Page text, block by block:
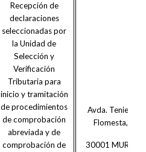
Recepción de
declaraciones
seleccionadas por
la Unidad de
Selección y
Verificación
Tributaria para
inicio y tramitación
de procedimientos
de comprobación
abreviada y de
comprobación de
Avda. Teniente
Flomesta, 3
30001 MURCIA